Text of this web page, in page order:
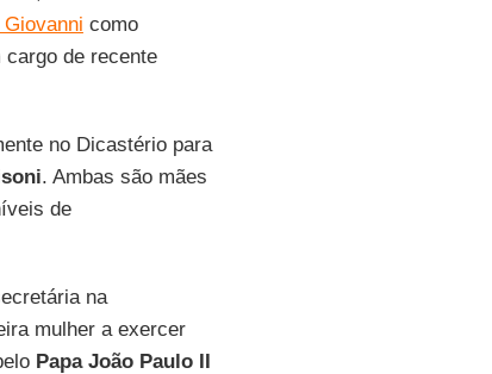
como
de recente
no Dicastério para
. Ambas são mães
de
na
mulher a exercer
Papa João Paulo II